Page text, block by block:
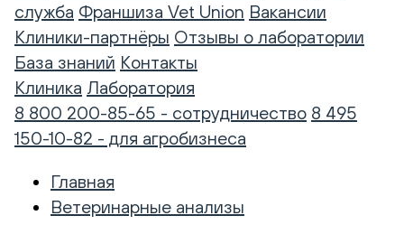
служба Франшиза Vet Union Вакансии
Клиники-партнёры Отзывы о лаборатории
База знаний Контакты
Клиника Лаборатория
8 800 200-85-65 - сотрудничество 8 495
150-10-82 - для агробизнеса
Главная
Ветеринарные анализы